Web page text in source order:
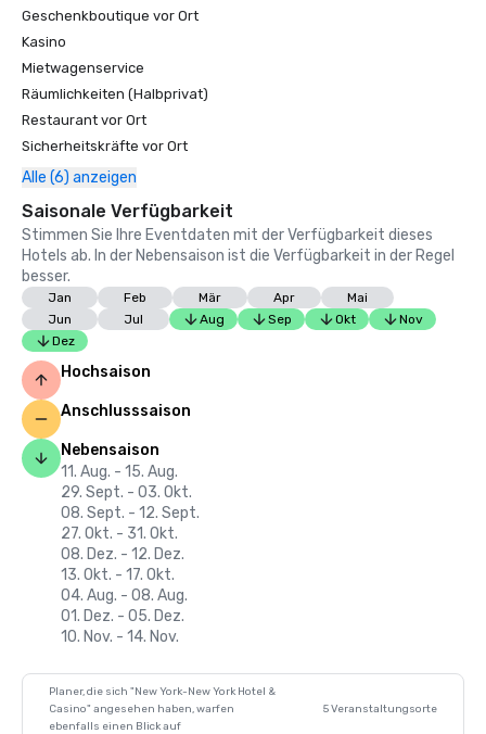
Geschenkboutique vor Ort
Kasino
Mietwagenservice
Räumlichkeiten (Halbprivat)
Restaurant vor Ort
Sicherheitskräfte vor Ort
Alle (6) anzeigen
Saisonale Verfügbarkeit
Stimmen Sie Ihre Eventdaten mit der Verfügbarkeit dieses
Hotels ab. In der Nebensaison ist die Verfügbarkeit in der Regel
besser.
Jan Feb Mär Apr
Mai
Jun
Jul Aug Sep Okt
Nov
Dez
Hochsaison
Anschlusssaison
Nebensaison
11. Aug. - 15. Aug.
29. Sept. - 03. Okt.
08. Sept. - 12. Sept.
27. Okt. - 31. Okt.
08. Dez. - 12. Dez.
13. Okt. - 17. Okt.
04. Aug. - 08. Aug.
01. Dez. - 05. Dez.
10. Nov. - 14. Nov.
Planer, die sich "New York-New York Hotel &
Casino" angesehen haben, warfen
ebenfalls einen Blick auf
5 Veranstaltungsorte